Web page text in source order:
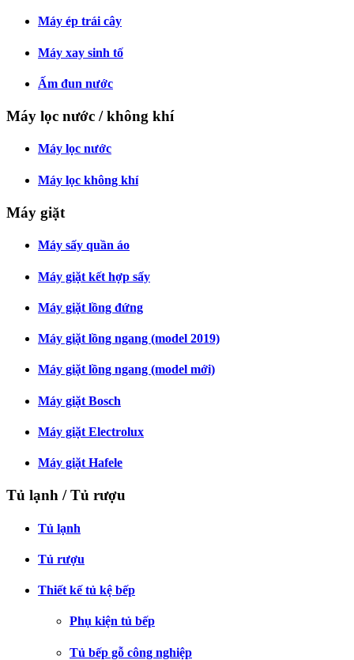
Máy ép trái cây
Máy xay sinh tố
Ấm đun nước
Máy lọc nước / không khí
Máy lọc nước
Máy lọc không khí
Máy giặt
Máy sấy quần áo
Máy giặt kết hợp sấy
Máy giặt lồng đứng
Máy giặt lồng ngang (model 2019)
Máy giặt lồng ngang (model mới)
Máy giặt Bosch
Máy giặt Electrolux
Máy giặt Hafele
Tủ lạnh / Tủ rượu
Tủ lạnh
Tủ rượu
Thiết kế tủ kệ bếp
Phụ kiện tủ bếp
Tủ bếp gỗ công nghiệp